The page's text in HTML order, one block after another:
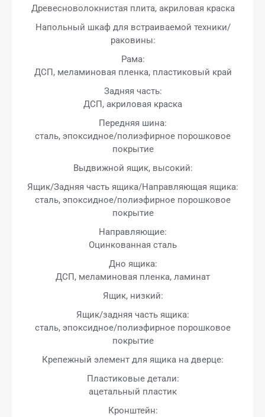
Древесноволокнистая плита, акриловая краска
Напольный шкаф для встраиваемой техники/
раковины:
Рама:
ДСП, меламиновая пленка, пластиковый край
Задняя часть:
ДСП, акриловая краска
Передняя шина:
сталь, эпоксидное/полиэфирное порошковое
покрытие
Выдвижной ящик, высокий:
Ящик/Задняя часть ящика/Направляющая ящика:
сталь, эпоксидное/полиэфирное порошковое
покрытие
Направляющие:
Оцинкованная сталь
Дно ящика:
ДСП, меламиновая пленка, ламинат
Ящик, низкий:
Ящик/задняя часть ящика:
сталь, эпоксидное/полиэфирное порошковое
покрытие
Крепежный элемент для ящика на дверце:
Пластиковые детали:
ацетальный пластик
Кронштейн: